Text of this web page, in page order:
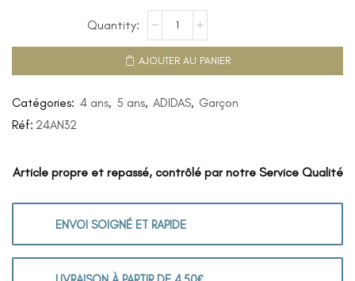
AJOUTER AU PANIER
Catégories: 4 ans, 5 ans, ADIDAS, Garçon
Réf: 24AN32
Article propre et repassé, contrôlé par notre Service Qualité
ENVOI SOIGNÉ ET RAPIDE